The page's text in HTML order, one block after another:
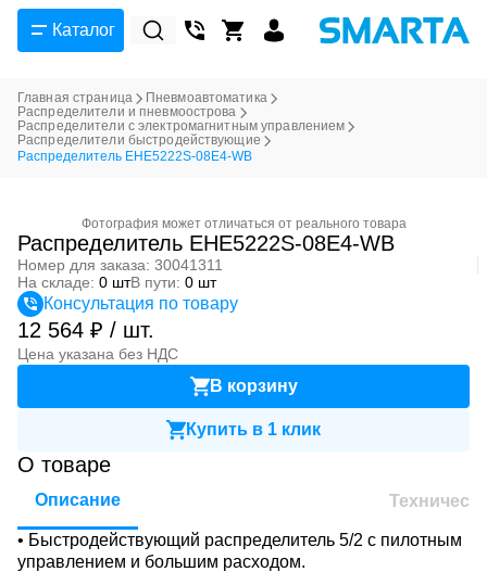
Каталог
Главная страница
Пневмоавтоматика
Распределители и пневмоострова
Распределители с электромагнитным управлением
Распределители быстродействующие
Распределитель EHE5222S-08E4-WB
Фотография может отличаться от реального товара
Распределитель EHE5222S-08E4-WB
Номер для заказа: 30041311
На складе: 0 штВ пути: 0 шт
Консультация по товару
12 564 ₽ / шт.
Цена указана без НДС
В корзину
Купить в 1 клик
О товаре
Описание
• Быстродействующий распределитель 5/2 с пилотным
управлением и большим расходом.